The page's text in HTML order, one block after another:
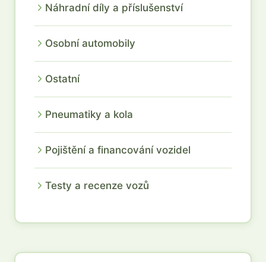
Náhradní díly a příslušenství
Osobní automobily
Ostatní
Pneumatiky a kola
Pojištění a financování vozidel
Testy a recenze vozů